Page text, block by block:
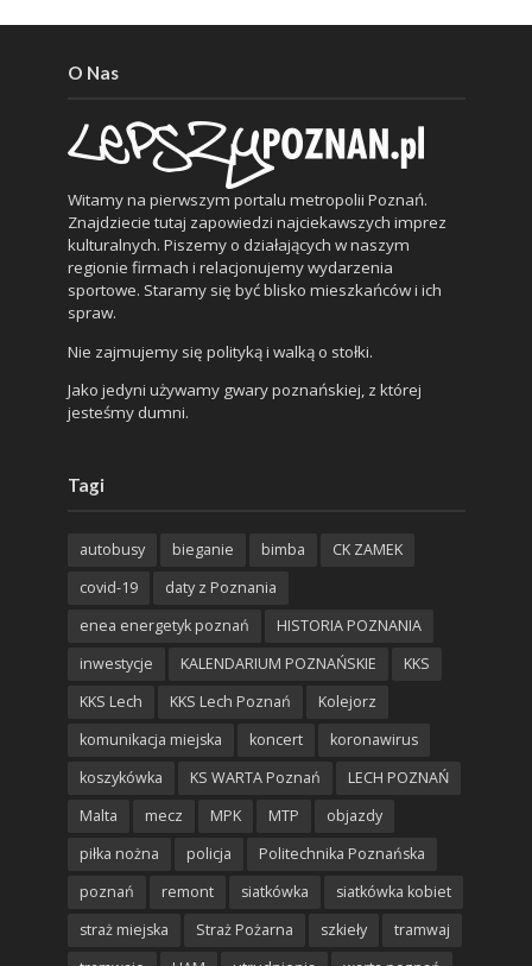
O Nas
Witamy na pierwszym portalu metropolii Poznań.
Znajdziecie tutaj zapowiedzi najciekawszych imprez
kulturalnych. Piszemy o działających w naszym
regionie firmach i relacjonujemy wydarzenia
sportowe. Staramy się być blisko mieszkańców i ich
spraw.
Nie zajmujemy się polityką i walką o stołki.
Jako jedyni używamy gwary poznańskiej, z której
jesteśmy dumni.
Tagi
autobusy bieganie bimba
CK ZAMEK
covid-19
daty z Poznania
enea energetyk poznań
HISTORIA POZNANIA
inwestycje
KALENDARIUM POZNAŃSKIE
KKS
KKS Lech
KKS Lech Poznań
Kolejorz
komunikacja miejska
koncert
koronawirus
koszykówka
KS WARTA Poznań
LECH POZNAŃ
Malta
mecz MPK MTP
objazdy
piłka nożna
policja
Politechnika Poznańska
poznań
remont siatkówka
siatkówka kobiet
straż miejska
Straż Pożarna szkieły
tramwaj